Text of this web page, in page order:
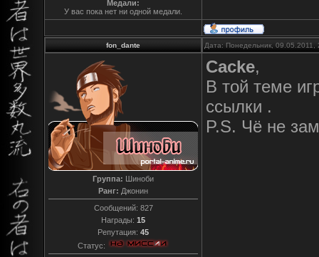
Медали:
У вас пока нет ни одной медали.
fon_dante Дата: Понедельник,
Группа: Шиноби
Ранг: Джонин
Сообщений: 827
Награды: 15
Репутация: 45
Статус:
Cacke,
В той теме
ссылки .
P.S. Чё не